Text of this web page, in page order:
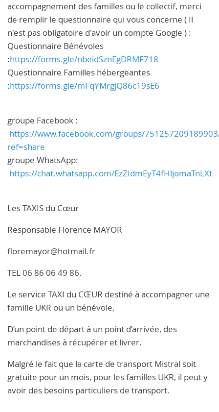
accompagnement des familles ou le collectif, merci
de remplir le questionnaire qui vous concerne ( Il
n'est pas obligatoire d'avoir un compte Google ) :
Questionnaire Bénévoles
:https://forms.gle/nbeidSznEgDRMF718
Questionnaire Familles hébergeantes
:https://forms.gle/mFqYMrgjQ86c19sE6
groupe Facebook :
https://www.facebook.com/groups/
ref=share
groupe WhatsApp:
https://chat.whatsapp.com/EzZIdmEyT4fHljomaTnLXt
Les TAXIS du Cœur
Responsable Florence MAYOR
floremayor@hotmail.fr
TEL 06 86 06 49 86.
Le service TAXI du CŒUR destiné à accompagner une
famille UKR ou un bénévole,
D’un point de départ à un point d’arrivée, des
marchandises à récupérer et livrer.
Malgré le fait que la carte de transport Mistral soit
gratuite pour un mois, pour les familles UKR, il peut y
avoir des besoins particuliers de transport.